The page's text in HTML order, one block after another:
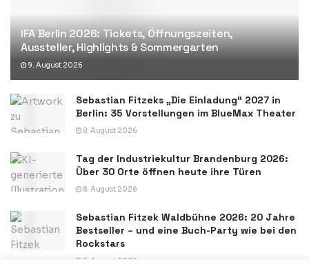
IFA Berlin 2026: Tickets, Öffnungszeiten,
Aussteller, Highlights & Sommergarten
9. August 2026
Sebastian Fitzeks „Die Einladung“ 2027 in
Berlin: 35 Vorstellungen im BlueMax Theater
8. August 2026
Tag der Industriekultur Brandenburg 2026:
Über 30 Orte öffnen heute ihre Türen
8. August 2026
Sebastian Fitzek Waldbühne 2026: 20 Jahre
Bestseller – und eine Buch-Party wie bei den
Rockstars
8. August 2026